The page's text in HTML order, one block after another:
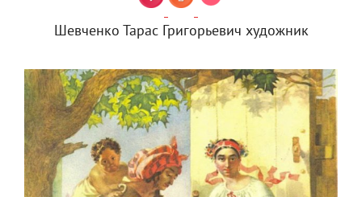
Шевченко Тарас Григорьевич художник